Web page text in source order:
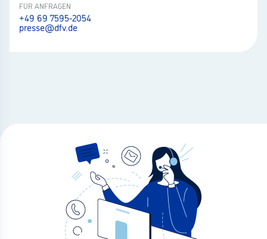
FÜR ANFRAGEN
+49 69 7595-2054
presse@dfv.de